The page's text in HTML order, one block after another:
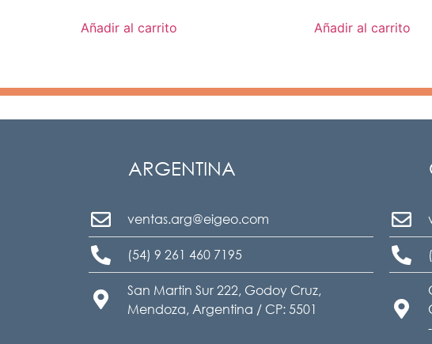
Añadir al carrito Añadir al carrito
ARGENTINA
ventas.arg@eigeo.com
(54) 9 261 460 7195
San Martin Sur 222, Godoy Cruz,
Mendoza, Argentina / CP: 5501